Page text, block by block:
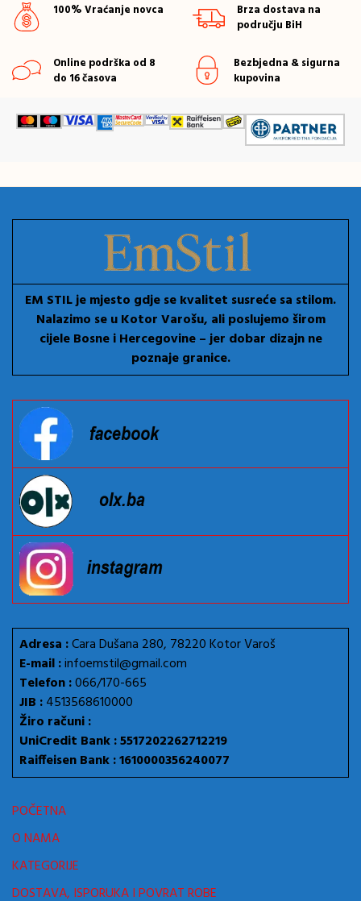
100% Vraćanje novca
Brza dostava na
području BiH
Online podrška od 8
do 16 časova
Bezbjedna & sigurna
kupovina
EM STIL je mjesto gdje se kvalitet susreće sa stilom.
Nalazimo se u Kotor Varošu, ali poslujemo širom
cijele Bosne i Hercegovine – jer dobar dizajn ne
poznaje granice.
Adresa :Cara Dušana 280, 78220 Kotor Varoš
E-mail :infoemstil@gmail.com
Telefon :066/170-665
JIB :4513568610000
Žiro računi :
UniCredit Bank : 5517202262712219
Raiffeisen Bank : 1610000356240077
POČETNA
O NAMA
KATEGORIJE
DOSTAVA, ISPORUKA I POVRAT ROBE